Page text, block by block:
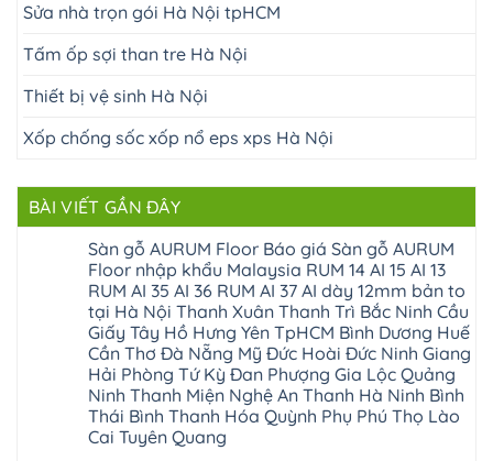
Sửa nhà trọn gói Hà Nội tpHCM
Tấm ốp sợi than tre Hà Nội
Thiết bị vệ sinh Hà Nội
Xốp chống sốc xốp nổ eps xps Hà Nội
BÀI VIẾT GẦN ĐÂY
Sàn gỗ AURUM Floor Báo giá Sàn gỗ AURUM
Floor nhập khẩu Malaysia RUM 14 AI 15 AI 13
RUM AI 35 AI 36 RUM AI 37 AI dày 12mm bản to
tại Hà Nội Thanh Xuân Thanh Trì Bắc Ninh Cầu
Giấy Tây Hồ Hưng Yên TpHCM Bình Dương Huế
Cần Thơ Đà Nẵng Mỹ Đức Hoài Đức Ninh Giang
Hải Phòng Tứ Kỳ Đan Phượng Gia Lộc Quảng
Ninh Thanh Miện Nghệ An Thanh Hà Ninh Bình
Thái Bình Thanh Hóa Quỳnh Phụ Phú Thọ Lào
Cai Tuyên Quang